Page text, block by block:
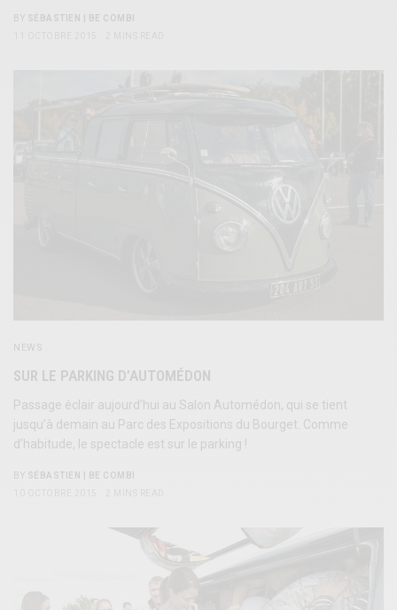
BY SÉBASTIEN | BE COMBI
NEWS
SUR LE PARKING D’AUTOMÉDON
Passage éclair aujourd’hui au Salon Automédon, qui se tient
jusqu’à demain au Parc des Expositions du Bourget. Comme
d’habitude, le spectacle est sur le parking !
BY SÉBASTIEN | BE COMBI